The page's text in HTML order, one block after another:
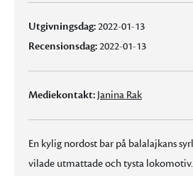
Utgivningsdag:2022-01-13
Recensionsdag:2022-01-13
Mediekontakt:Janina Rak
En kylig nordost bar på balalajkans
vilade utmattade och tysta